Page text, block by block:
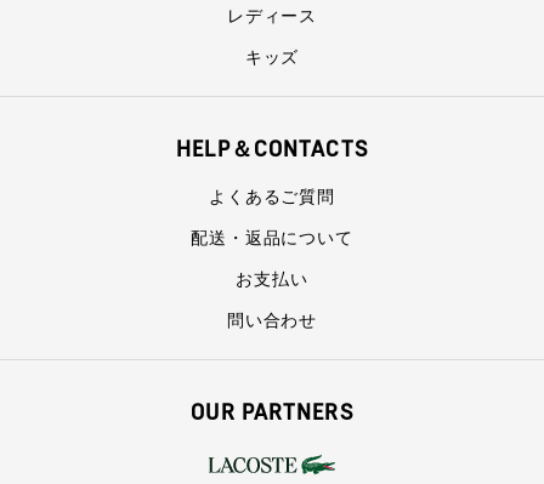
レディース
キッズ
HELP＆CONTACTS
よくあるご質問
配送・返品について
お支払い
問い合わせ
OUR PARTNERS